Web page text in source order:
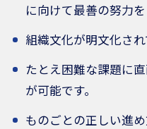
に向けて最善の努力を
組織文化が明文化され
たとえ困難な課題に
が可能です。
ものごとの正しい進